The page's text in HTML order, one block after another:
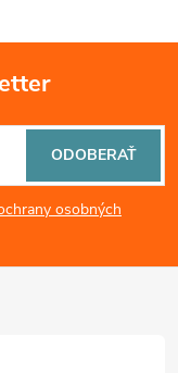
osobných
ODOBERAŤ